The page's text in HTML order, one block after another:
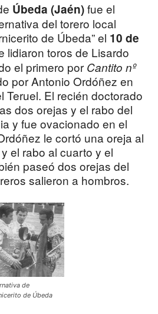
Úbeda (Jaén)fue el
del torero local
de Úbeda” el 10 de
lidiaron toros de Lisardo
el primero por Cantito nº
por Antonio Ordóñez en
Teruel. El recién doctorado
dos orejas y el rabo del
y fue ovacionado en el
le cortó una oreja al
el rabo al cuarto y el
paseó dos orejas del
salieron a hombros.
de
de Úbeda